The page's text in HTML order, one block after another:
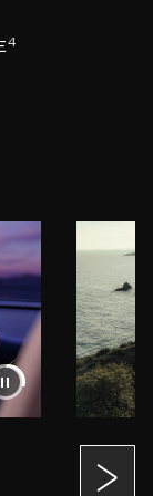
4